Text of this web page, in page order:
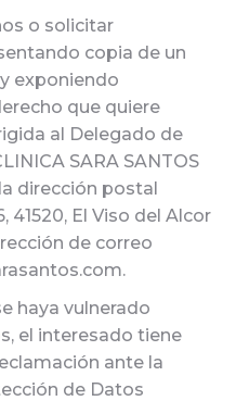
o solicitar
copia de un
exponiendo
que quiere
al Delegado de
SARA SANTOS
dirección postal
41520, El Viso del Alcor
de correo
haya vulnerado
el interesado tiene
ante la
de Datos